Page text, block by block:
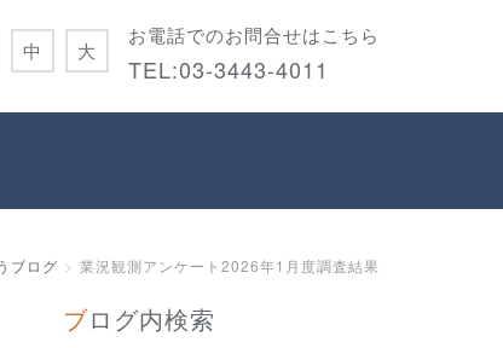
お電話でのお問合せはこちら
TEL:03-3443-4011
中 大
ブログ 業況観測アンケート2026年1月度調査結果
ブログ内検索